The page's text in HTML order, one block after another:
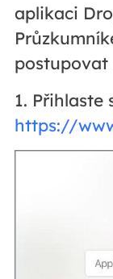
aplikaci
postupovat
1. Přihlaste
https://